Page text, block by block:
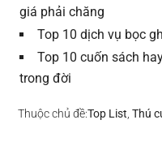
giá phải chăng
Top 10 dịch vụ bọc
Top 10 cuốn sách
trong đời
Thuộc chủ đề:Top List,Thú